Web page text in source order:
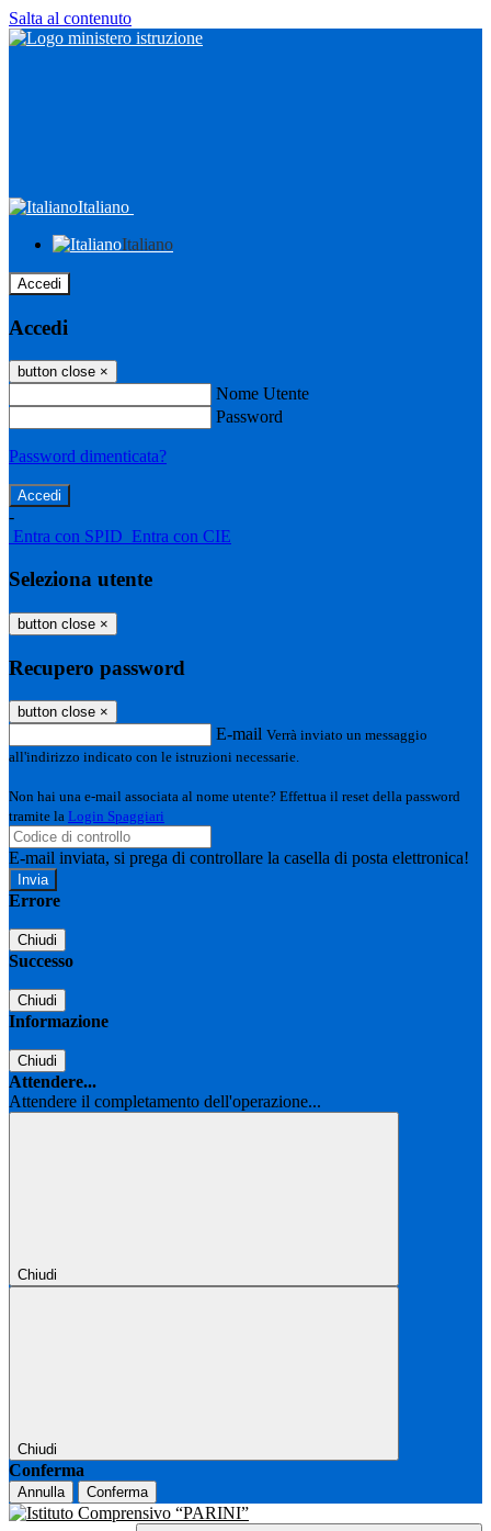
Salta al contenuto
Italiano
Italiano
Accedi
Accedi
button close ×
Nome Utente
Password
Password dimenticata?
-
Entra con SPID Entra con CIE
Seleziona utente
button close ×
Recupero password
button close ×
E-mail Verrà inviato un messaggio
all'indirizzo indicato con le istruzioni necessarie.
Non hai una e-mail associata al nome utente? Effettua il reset della password
tramite la Login Spaggiari
E-mail inviata, si prega di controllare la casella di posta elettronica!
Errore
Chiudi
Successo
Chiudi
Informazione
Chiudi
Attendere...
Attendere il completamento dell'operazione...
Chiudi
Chiudi
Conferma
Annulla Conferma